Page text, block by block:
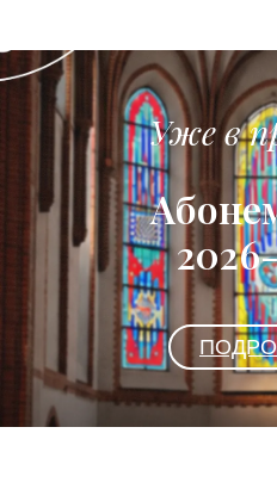
Уже в